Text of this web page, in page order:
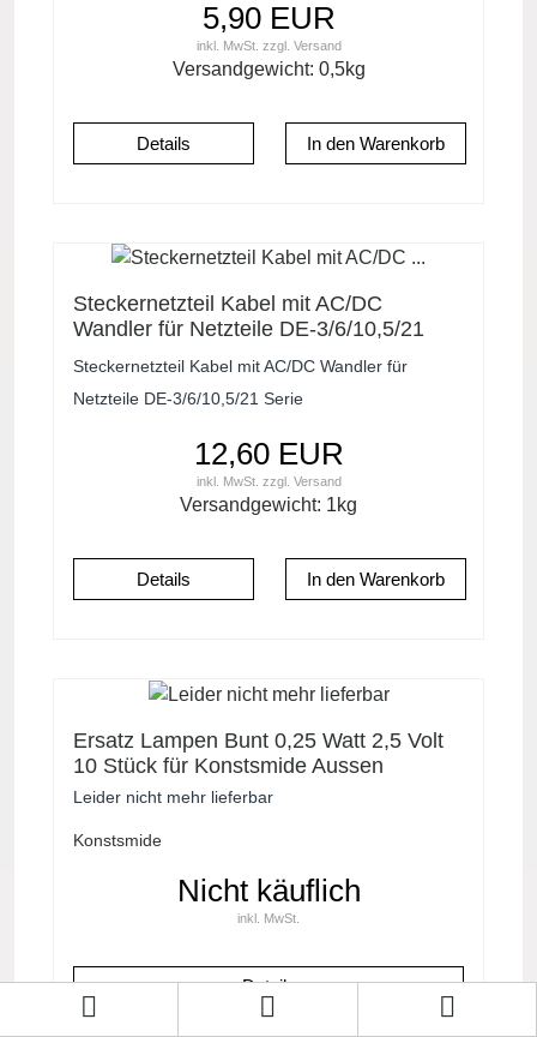
5,90 EUR
inkl. MwSt. zzgl. Versand
Versandgewicht: 0,5kg
Details
Steckernetzteil Kabel mit AC/DC
Wandler für Netzteile DE-3/6/10,5/21
Serie
Steckernetzteil Kabel mit AC/DC Wandler für
Netzteile DE-3/6/10,5/21 Serie
12,60 EUR
inkl. MwSt. zzgl. Versand
Versandgewicht: 1kg
Details
Ersatz Lampen Bunt 0,25 Watt 2,5 Volt
10 Stück für Konstsmide Aussen
Lichterketten
Leider nicht mehr lieferbar
Konstsmide
Nicht käuflich
inkl. MwSt.
Details